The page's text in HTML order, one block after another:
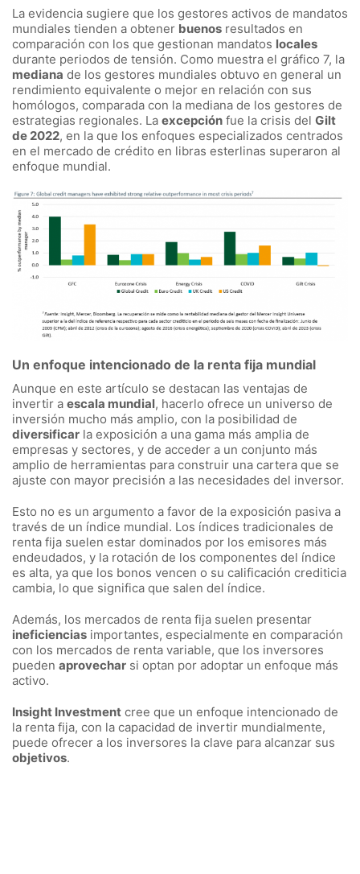
La evidencia sugiere que los gestores activos de mandatos
mundiales tienden a obtener buenos resultados en
comparación con los que gestionan mandatos locales
durante periodos de tensión. Como muestra el gráfico 7, la
mediana de los gestores mundiales obtuvo en general un
rendimiento equivalente o mejor en relación con sus
homólogos, comparada con la mediana de los gestores de
estrategias regionales. La excepción fue la crisis del Gilt
de 2022, en la que los enfoques especializados centrados
en el mercado de crédito en libras esterlinas superaron al
enfoque mundial.
Un enfoque intencionado de la renta fija mundial
Aunque en este artículo se destacan las ventajas de
invertir a escala mundial, hacerlo ofrece un universo de
inversión mucho más amplio, con la posibilidad de
diversificar la exposición a una gama más amplia de
empresas y sectores, y de acceder a un conjunto más
amplio de herramientas para construir una cartera que se
ajuste con mayor precisión a las necesidades del inversor.
Esto no es un argumento a favor de la exposición pasiva a
través de un índice mundial. Los índices tradicionales de
renta fija suelen estar dominados por los emisores más
endeudados, y la rotación de los componentes del índice
es alta, ya que los bonos vencen o su calificación crediticia
cambia, lo que significa que salen del índice.
Además, los mercados de renta fija suelen presentar
ineficiencias importantes, especialmente en comparación
con los mercados de renta variable, que los inversores
pueden aprovechar si optan por adoptar un enfoque más
activo.
Insight Investment cree que un enfoque intencionado de
la renta fija, con la capacidad de invertir mundialmente,
puede ofrecer a los inversores la clave para alcanzar sus
objetivos.